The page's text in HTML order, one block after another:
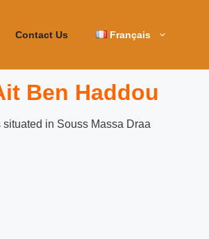
Contact Us Français
Ben Haddou